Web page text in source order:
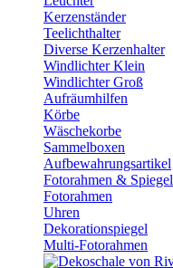
Kerzenständer
Teelichthalter
Diverse Kerzenhalter
Windlichter Klein
Windlichter Groß
Aufräumhilfen
Körbe
Wäschekorbe
Sammelboxen
Aufbewahrungsartikel
Fotorahmen & Spiegel
Fotorahmen
Uhren
Dekorationspiegel
Multi-Fotorahmen